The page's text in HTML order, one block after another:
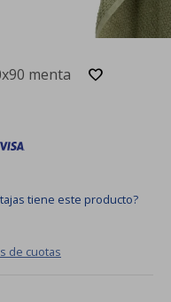
menta
tiene este producto?
de cuotas